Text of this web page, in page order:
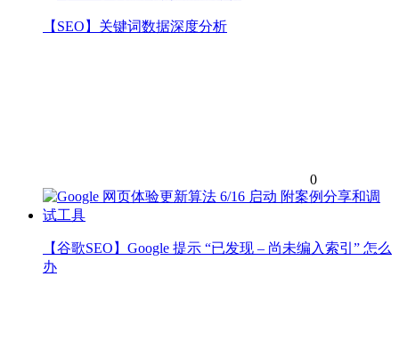
【SEO】关键词数据深度分析
0
【谷歌SEO】Google 提示 “已发现 – 尚未编入索引” 怎么
办